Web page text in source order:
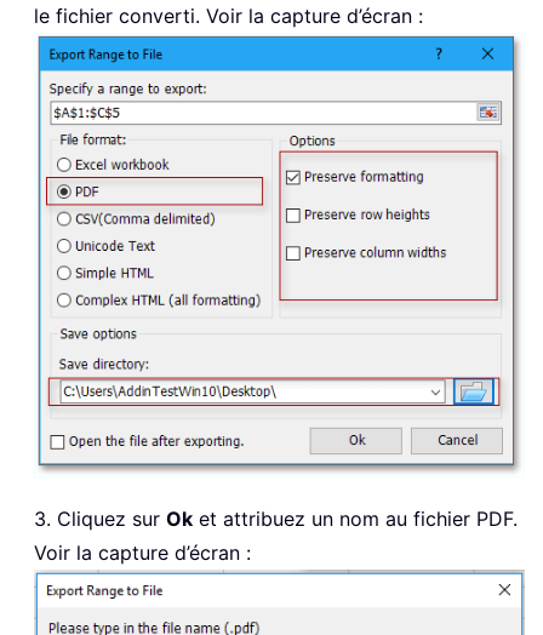
le fichier converti. Voir la capture d’écran :
3. Cliquez sur Ok et attribuez un nom au fichier PDF.
Voir la capture d’écran :